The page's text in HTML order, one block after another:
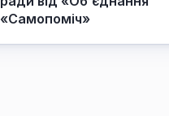
«Самопоміч»